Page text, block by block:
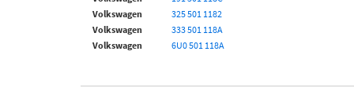
Volkswagen
325 501 1182
Volkswagen
333 501 118A
Volkswagen
6U0 501 118A